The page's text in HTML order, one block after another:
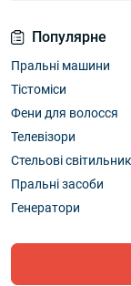
Популярне
Пральні машини
Тістоміси
Фени для волосся
Телевізори
Стельові
Пральні засоби
Генератори